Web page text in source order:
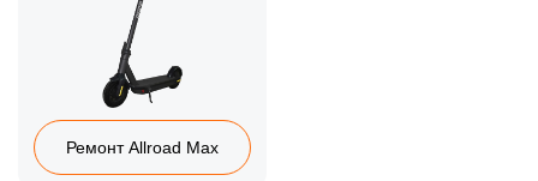
Ремонт Allroad Max